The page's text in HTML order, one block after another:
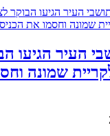
העיר הגיעו
שמונה